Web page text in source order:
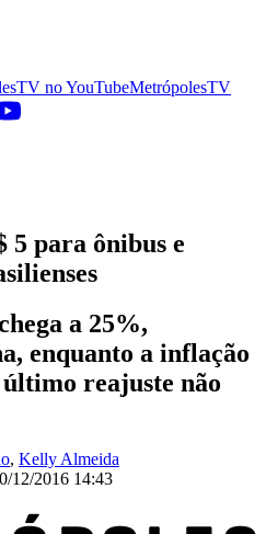
noYouTubeMetrópolesTV
5 para ônibus e
a 25%,
enquanto a inflação
reajuste não
, Kelly Almeida
12/2016 14:43